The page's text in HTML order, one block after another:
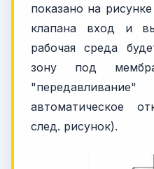
показано на
клапана вход и
рабочая среда
зону под
автоматическое
след. рисунок).